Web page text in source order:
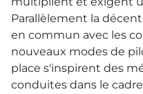
Parallèlement la
en commun avec les
nouveaux modes de
place s'inspirent des
conduites dans le